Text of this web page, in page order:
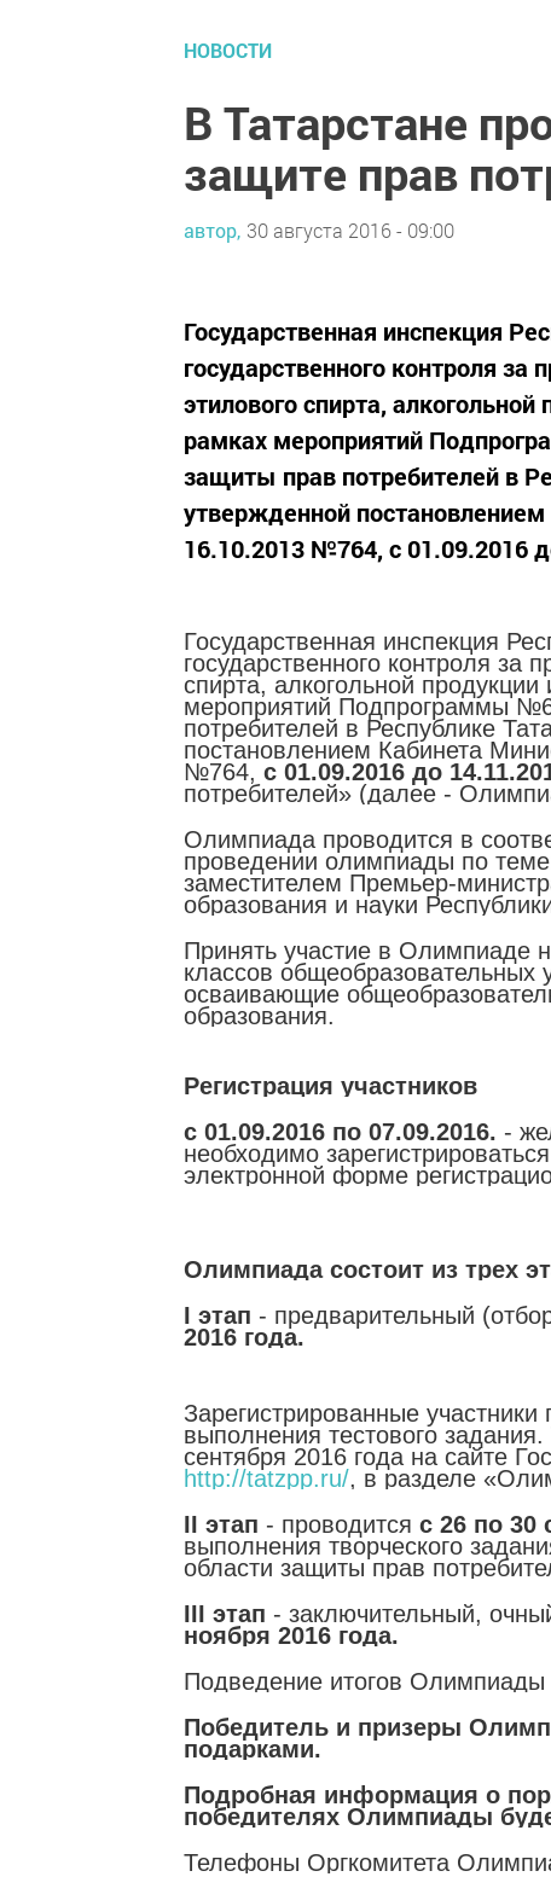
НОВОСТИ
В Татарстане
защите прав
автор, 30 августа 2016 - 09:00
Государственная инспекция
государственного контроля
этилового спирта,
рамках мероприятий
защиты прав потребителей в
утвержденной
16.10.2013 №764, с 01.09.2016
Государственная инспекция
государственного контроля за
спирта, алкогольной
мероприятий Подпрограммы
потребителей в Республике
постановлением Кабинета
№764, с 01.09.2016 до
потребителей» (далее -
Олимпиада проводится в
проведении олимпиады по
заместителем Премьер-
образования и науки
Принять участие в Олимпиаде
классов общеобразовательных
осваивающие
образования.
Регистрация участников
с 01.09.2016 по 07.09.2016. -
необходимо
электронной форме
Олимпиада состоит из трех
I этап - предварительный
2016 года.
Зарегистрированные
выполнения тестового
сентября 2016 года на сайте
http://tatzpp.ru/, в разделе
II этап - проводится с 26 по 30
выполнения творческого
области защиты прав
III этап - заключительный,
ноября 2016 года.
Подведение итогов Олимпиады
Победитель и призеры
подарками.
Подробная информация о
победителях Олимпиады
Телефоны Оргкомитета